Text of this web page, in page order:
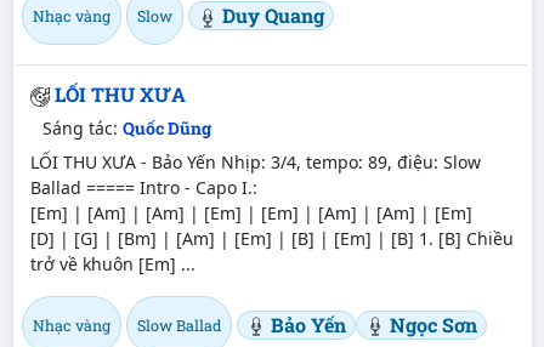
Nhạc vàng Slow Duy Quang
LỐI THU XƯA
Sáng tác: Quốc Dũng
LỐI THU XƯA - Bảo Yến Nhịp: 3/4, tempo: 89, điệu: Slow
Ballad ===== Intro - Capo I.:
[Em] | [Am] | [Am] | [Em] | [Em] | [Am] | [Am] | [Em]
[D] | [G] | [Bm] | [Am] | [Em] | [B] | [Em] | [B] 1. [B] Chiều
trở về khuôn [Em] ...
Nhạc vàng Slow Ballad Bảo Yến Ngọc Sơn